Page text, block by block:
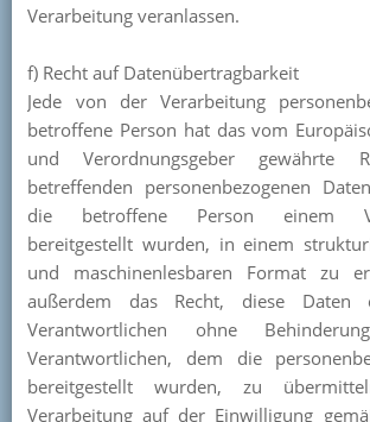
Verarbeitung veranlassen.
f) Recht auf Datenübertragbarkeit
Jede von der Verarbeitung
betroffene Person hat das vom
und Verordnungsgeber gewährte
betreffenden personenbezogenen
die betroffene Person einem
bereitgestellt wurden, in einem
und maschinenlesbaren Format zu
außerdem das Recht, diese Daten
Verantwortlichen ohne
Verantwortlichen, dem die
bereitgestellt wurden, zu
Verarbeitung auf der Einwilligung